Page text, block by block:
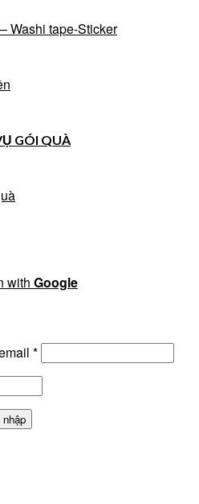
Washi tape-Sticker
GÓI QUÀ
with Google
*